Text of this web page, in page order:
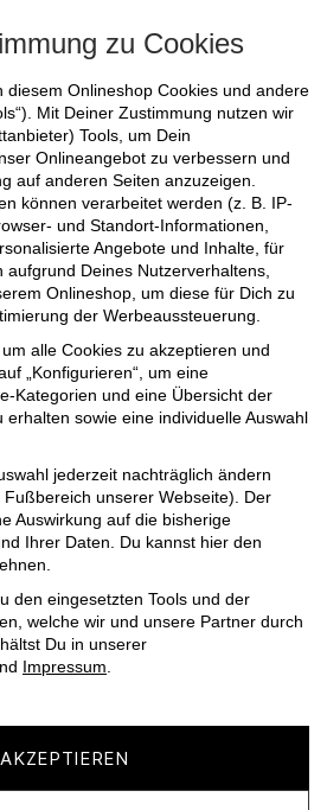
zu Cookies
diesem Onlineshop Cookies und andere
Mit Deiner Zustimmung nutzen wir
Tools, um Dein
Onlineangebot zu verbessern und
auf anderen Seiten anzuzeigen.
können verarbeitet werden (z. B. IP-
und Standort-Informationen,
Angebote und Inhalte, für
aufgrund Deines Nutzerverhaltens,
Onlineshop, um diese für Dich zu
der Werbeaussteuerung.
um alle Cookies zu akzeptieren und
„Konfigurieren“, um eine
Kategorien und eine Übersicht der
erhalten sowie eine individuelle Auswahl
jederzeit nachträglich ändern
unserer Webseite). Der
Auswirkung auf die bisherige
Ihrer Daten. Du kannst hier den
den eingesetzten Tools und der
welche wir und unsere Partner durch
Du in unserer
Impressum.
AKZEPTIEREN